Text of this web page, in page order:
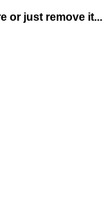
or just remove it...